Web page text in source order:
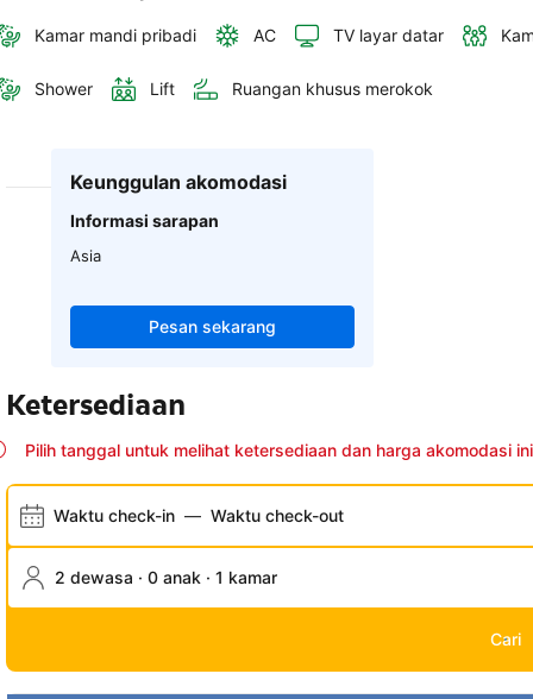
Kamar mandi pribadi AC TV layar datar
Shower Lift Ruangan khusus merokok
Keunggulan akomodasi
Informasi sarapan
Asia
Pesan sekarang
Ketersediaan
Pilih tanggal untuk melihat ketersediaan dan harga akomodasi ini
Waktu check-in — Waktu check-out
2 dewasa · 0 anak · 1 kamar
Cari